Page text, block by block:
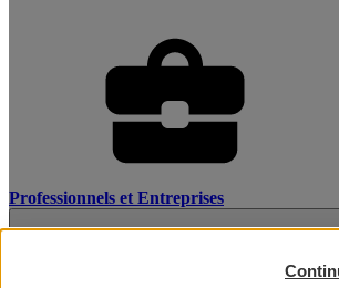
Professionnels et Entreprises